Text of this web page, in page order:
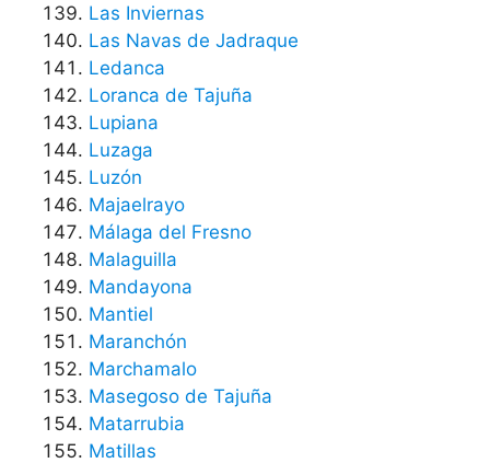
Las Inviernas
Las Navas de Jadraque
Ledanca
Loranca de Tajuña
Lupiana
Luzaga
Luzón
Majaelrayo
Málaga del Fresno
Malaguilla
Mandayona
Mantiel
Maranchón
Marchamalo
Masegoso de Tajuña
Matarrubia
Matillas